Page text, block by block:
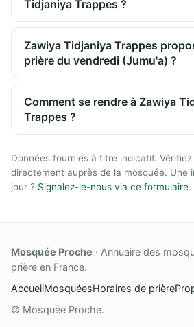
Tidjaniya Trappes ?
Zawiya Tidjaniya Trappes
prière du vendredi (Jumu'a) ?
Comment se rendre à Zawiya
Trappes ?
Données fournies à titre indicatif.
directement auprès de la mosquée. Une
jour ? Signalez-le-nous via ce formulaire.
Mosquée Proche · Annuaire des
prière en France.
AccueilMosquéesHoraires de prière
© Mosquée Proche.